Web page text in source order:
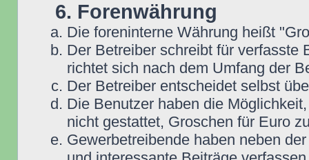
6. Forenwährung
Die foreninterne Währung heißt
Der Betreiber schreibt für verfasste
richtet sich nach dem Umfang der
Der Betreiber entscheidet selbst
Die Benutzer haben die
nicht gestattet, Groschen für Euro
Gewerbetreibende haben neben